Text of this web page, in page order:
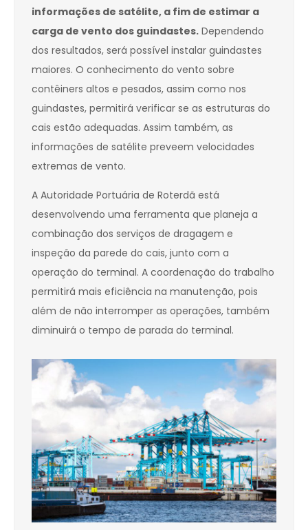
informações de satélite, a fim de estimar a
carga de vento dos guindastes. Dependendo
dos resultados, será possível instalar guindastes
maiores. O conhecimento do vento sobre
contêiners altos e pesados, assim como nos
guindastes, permitirá verificar se as estruturas do
cais estão adequadas. Assim também, as
informações de satélite preveem velocidades
extremas de vento.
A Autoridade Portuária de Roterdã está
desenvolvendo uma ferramenta que planeja a
combinação dos serviços de dragagem e
inspeção da parede do cais, junto com a
operação do terminal. A coordenação do trabalho
permitirá mais eficiência na manutenção, pois
além de não interromper as operações, também
diminuirá o tempo de parada do terminal.